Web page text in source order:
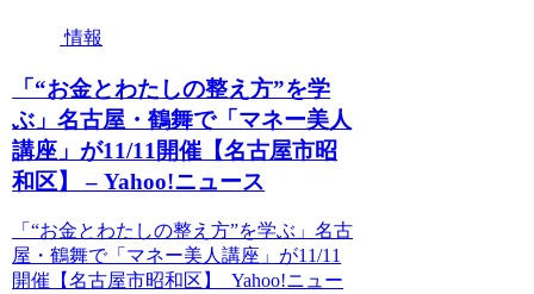
情報
「“お金とわたしの整え方”を学
ぶ」名古屋・鶴舞で「マネー美人
講座」が11/11開催【名古屋市昭
和区】 – Yahoo!ニュース
「“お金とわたしの整え方”を学ぶ」名古
屋・鶴舞で「マネー美人講座」が11/11
開催【名古屋市昭和区】 Yahoo!ニュー